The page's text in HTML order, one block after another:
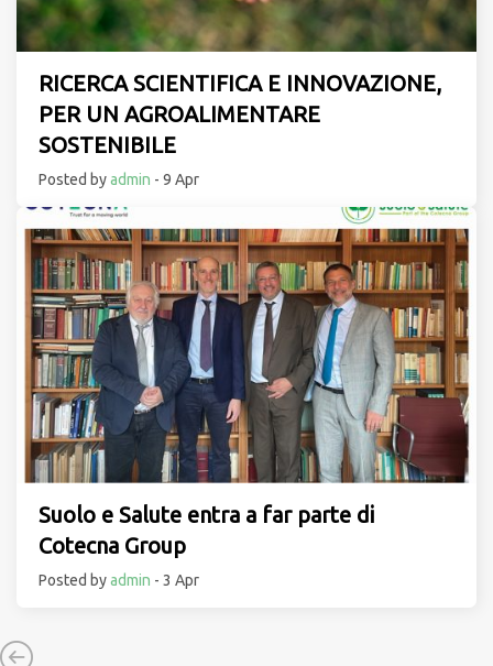
RICERCA SCIENTIFICA E INNOVAZIONE,
PER UN AGROALIMENTARE
SOSTENIBILE
Posted byadmin - 9 Apr
Suolo e Salute entra a far parte di
Cotecna Group
Posted byadmin - 3 Apr